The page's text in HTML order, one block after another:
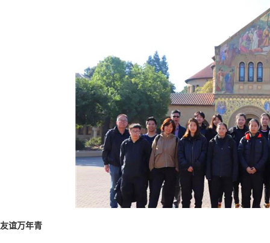
友谊万年青